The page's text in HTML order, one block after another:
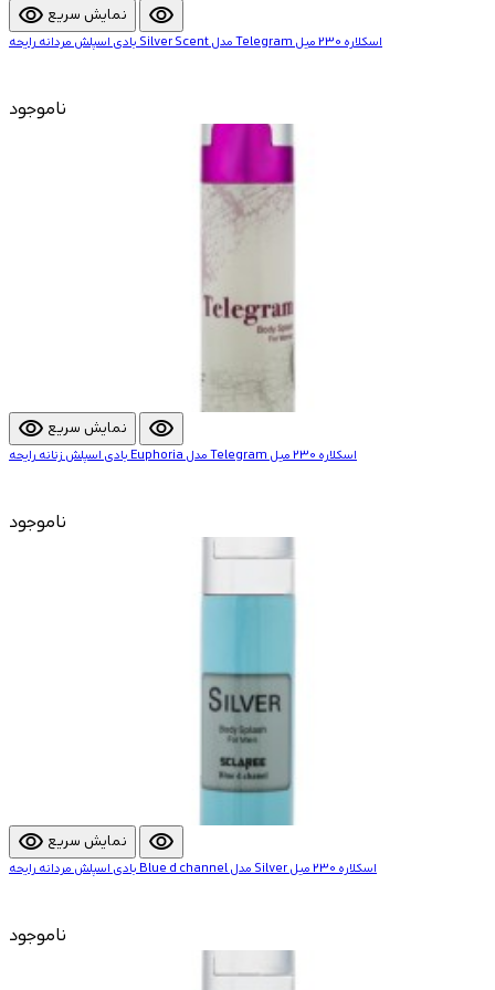
visibility نمایش سریع visibility
بادی اسپلش مردانه رایحه Silver Scent مدل Telegram اسکلاره 230 میل
ناموجود
visibility نمایش سریع visibility
بادی اسپلش زنانه رایحه Euphoria مدل Telegram اسکلاره 230 میل
ناموجود
visibility نمایش سریع visibility
بادی اسپلش مردانه رایحه Blue d channel مدل Silver اسکلاره 230 میل
ناموجود